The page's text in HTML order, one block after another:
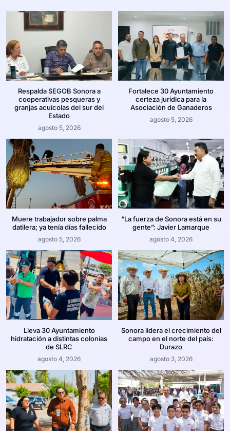
Respalda SEGOB Sonora a
cooperativas pesqueras y
granjas acuícolas del sur del
Estado
agosto 5, 2026
Fortalece 30 Ayuntamiento
certeza jurídica para la
Asociación de Ganaderos
agosto 5, 2026
Muere trabajador sobre palma
datilera; ya tenía días fallecido
agosto 5, 2026
“La fuerza de Sonora está en su
gente”: Javier Lamarque
agosto 4, 2026
Lleva 30 Ayuntamiento
hidratación a distintas colonias
de SLRC
agosto 4, 2026
Sonora lidera el crecimiento del
campo en el norte del país:
Durazo
agosto 3, 2026